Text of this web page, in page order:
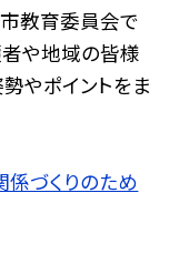
市教育委員会で
や地域の皆様
やポイントをま
づくりのため